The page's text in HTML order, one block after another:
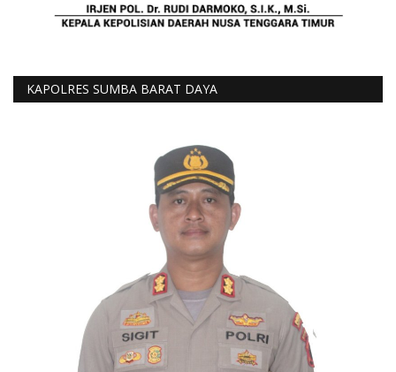
KAPOLRES SUMBA BARAT DAYA